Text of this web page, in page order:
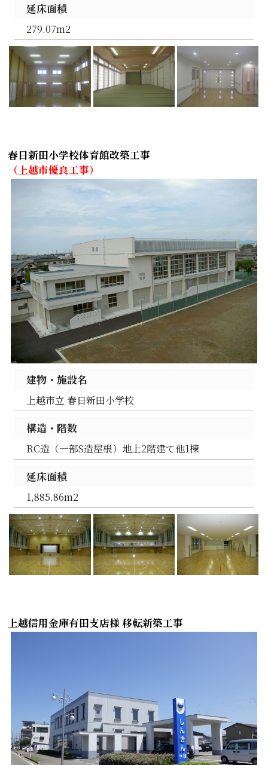
延床面積
279.07m2
春日新田小学校体育館改築工事
（上越市優良工事）
建物・施設名
上越市立 春日新田小学校
構造・階数
RC造（一部S造屋根）地上2階建て他1棟
延床面積
1,885.86m2
上越信用金庫有田支店様 移転新築工事